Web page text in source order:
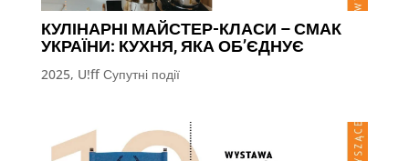
КУЛІНАРНІ МАЙСТЕР-КЛАСИ – СМАК
УКРАЇНИ: КУХНЯ, ЯКА ОБ’ЄДНУЄ
2025, U!ff Супутні події